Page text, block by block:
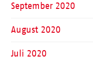
September 2020
August 2020
Juli 2020